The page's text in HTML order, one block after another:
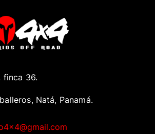
finca 36.
Natá, Panamá.